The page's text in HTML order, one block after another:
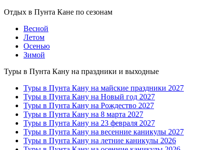
Отдых в Пунта Кане по сезонам
Весной
Летом
Осенью
Зимой
Туры в Пунта Кану на праздники и выходные
Туры в Пунта Кану на майские праздники 2027
Туры в Пунта Кану на Новый год 2027
Туры в Пунта Кану на Рождество 2027
Туры в Пунта Кану на 8 марта 2027
Туры в Пунта Кану на 23 февраля 2027
Туры в Пунта Кану на весенние каникулы 2027
Туры в Пунта Кану на летние каникулы 2026